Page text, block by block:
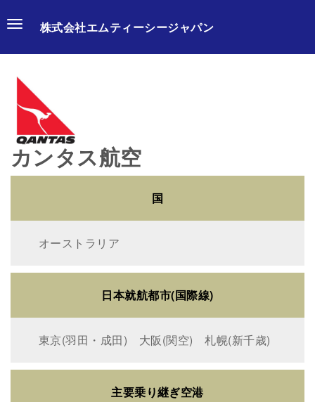
株式会社エムティーシージャパン
Skip to content
カンタス航空
国
オーストラリア
日本就航都市(国際線)
東京(羽田・成田) 大阪(関空) 札幌(新千歳)
主要乗り継ぎ空港